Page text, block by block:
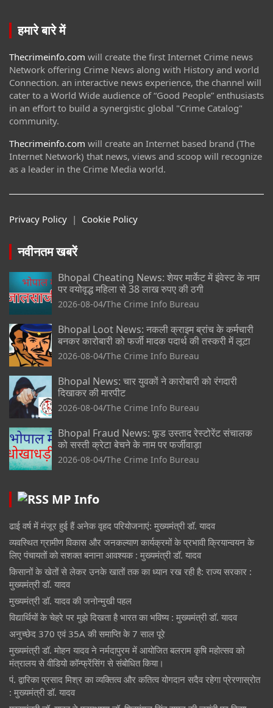
हमारे बारे में
Thecrimeinfo.com will create the first Internet Crime news
Network offering Crime News along with History and world
Connection. an interactive news experience, the channel will
cater to a World Wide audience of “Good People” enthusiasts
in an effort to build a synergistic global "Crime Catalog"
community.
Thecrimeinfo.com will create an Internet based brand (The
Internet Network) that news, views and scoop will recognize
as a leader in the Crime Media world.
Privacy Policy | Cookie Policy
नवीनतम खबरें
Bhopal Cheating News: शेयर मार्केट में इंवेस्ट के नाम
पर वयोवृद्ध महिला से 38 लाख रुपए की ठगी
2026-08-04 The Crime Info Bureau
Bhopal Loot News: नकली क्राइम ब्रांच के कर्मचारी
बनकर कारोबारी को फर्जी मादक पदार्थ की तस्करी में लूटा
2026-08-04 The Crime Info Bureau
Bhopal News: चार युवकों ने कारोबारी को रंगदारी
दिखाकर की मारपीट
2026-08-04 The Crime Info Bureau
Bhopal Fraud News: फूड उस्ताद रेस्टोरेंट संचालक
को सस्ती क्रेटा बेचने के नाम पर फर्जीवाड़ा
2026-08-04 The Crime Info Bureau
MP Info
ढाई वर्ष में मंजूर हुई हैं अनेक वृहद परियोजनाएं: मुख्यमंत्री डॉ. यादव
व्यवस्थित ग्रामीण विकास और जनकल्याण कार्यक्रमों के प्रभावी क्रियान्वयन के
लिए पंचायतों को सशक्त बनाना आवश्यक : मुख्यमंत्री डॉ. यादव
किसानों के खेतों से लेकर उनके खातों तक का ध्यान रख रही है: राज्य सरकार :
मुख्यमंत्री डॉ. यादव
मुख्यमंत्री डॉ. यादव की जनोन्मुखी पहल
विद्यार्थियों के चेहरे पर मुझे दिखता है भारत का भविष्य : मुख्यमंत्री डॉ. यादव
अनुच्छेद 370 एवं 35A की समाप्ति के 7 साल पूरे
मुख्यमंत्री डॉ. मोहन यादव ने नर्मदापुरम में आयोजित बलराम कृषि महोत्सव को
मंत्रालय से वीडियो कॉन्फ्रेंसिंग से संबोधित किया।
पं. द्वारिका प्रसाद मिश्र का व्यक्तित्व और कतित्व योगदान सदैव रहेगा प्रेरणास्रोत
: मुख्यमंत्री डॉ. यादव